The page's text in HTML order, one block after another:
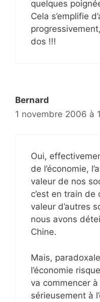
quelques
Cela s’emplifie
dos !!!
Bernard
1 novembre 2006 à
Oui,
de l’économie,
valeur de nos
c’est en train
valeur d’autres
nous avons
Chine.
Mais,
l’économie
va commencer à
sérieusement à